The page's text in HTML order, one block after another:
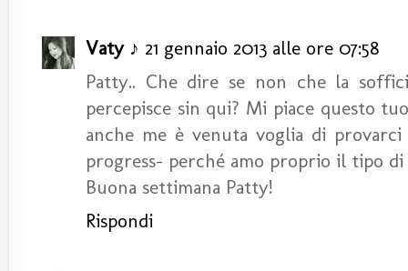
Vaty ♪ 21 gennaio 2013 alle ore 07:58
Patty.. Che dire se non che la
percepisce sin qui? Mi piace questo
anche me è venuta voglia di
progress- perché amo proprio il tipo
Buona settimana Patty!
Rispondi